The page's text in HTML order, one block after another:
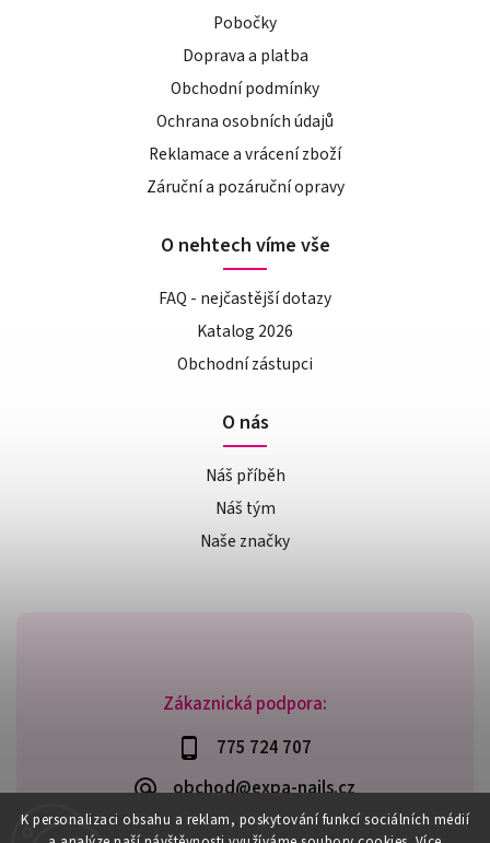
K personalizaci obsahu a reklam, poskytování funkcí sociálních médií
Zákaznická podpora:
775 724 707
obchod@expa-nails.cz
Pobočky
Doprava a platba
Obchodní podmínky
Ochrana osobních údajů
Reklamace a vrácení zboží
Záruční a pozáruční opravy
O nehtech víme vše
FAQ - nejčastější dotazy
Katalog 2026
Obchodní zástupci
O nás
Náš příběh
Náš tým
Naše značky